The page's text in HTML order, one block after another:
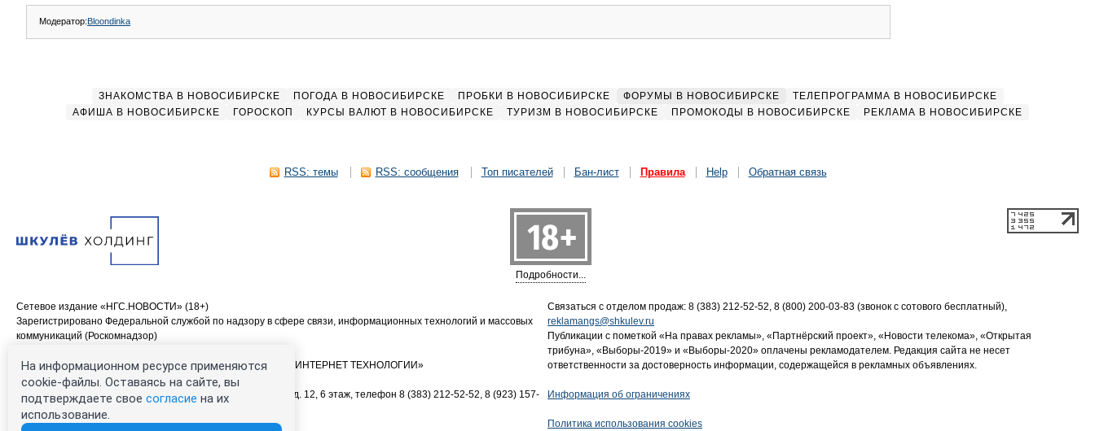
Модератор:Bloondinka
ЗНАКОМСТВА В НОВОСИБИРСКЕ ПОГОДА В НОВОСИБИРСКЕ ПРОБКИ В НОВОСИБИРСКЕ ФОРУМЫ В НОВОСИБИРСКЕ
ТЕЛЕПРОГРАММА В НОВОСИБИРСКЕ
АФИША В НОВОСИБИРСКЕ
ГОРОСКОП КУРСЫ ВАЛЮТ В НОВОСИБИРСКЕ ТУРИЗМ В НОВОСИБИРСКЕ ПРОМОКОДЫ В НОВОСИБИРСКЕ РЕКЛАМА В НОВОСИБИРСКЕ
RSS: темы RSS: сообщения Топ писателей Бан-лист Правила Help Обратная связь
Подробности...
Сетевое издание «НГС.НОВОСТИ» (18+)
Зарегистрировано Федеральной службой по надзору в сфере связи, информационных технологий и массовых
коммуникаций (Роскомнадзор)
Учредитель: Общество с ограниченной ответственностью «ИНТЕРНЕТ ТЕХНОЛОГИИ»
Главный редактор: Громкова Елена Александровна
Адрес редакции: 630099, Россия, Новосибирск, ул. Ленина, д. 12, 6 этаж, телефон 8 (383) 212-52-52, 8 (923) 157-
Электронный адрес редакции:ngs@shkulev.ru
Связаться с отделом продаж: 8 (383) 212-52-52, 8 (800) 200-03-83 (звонок с сотового бесплатный),
reklamangs@shkulev.ru
Публикации с пометкой «На правах рекламы», «Партнёрский проект», «Новости телекома», «Открытая
трибуна», «Выборы-2019» и «Выборы-2020» оплачены рекламодателем. Редакция сайта не несет
ответственности за достоверность информации, содержащейся в рекламных объявлениях.
Информация об ограничениях
Политика использования cookies
На информационном ресурсе применяются
cookie-файлы. Оставаясь на сайте, вы
подтверждаете свое согласие на их
использование.